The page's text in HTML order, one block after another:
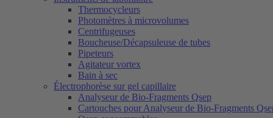
Thermocycleurs
Photomètres à microvolumes
Centrifugeuses
Boucheuse/Décapsuleuse de tubes
Pipeteurs
Agitateur vortex
Bain à sec
Électrophorèse sur gel capillaire
Analyseur de Bio-Fragments Qsep
Cartouches pour Analyseur de Bio-Fragments